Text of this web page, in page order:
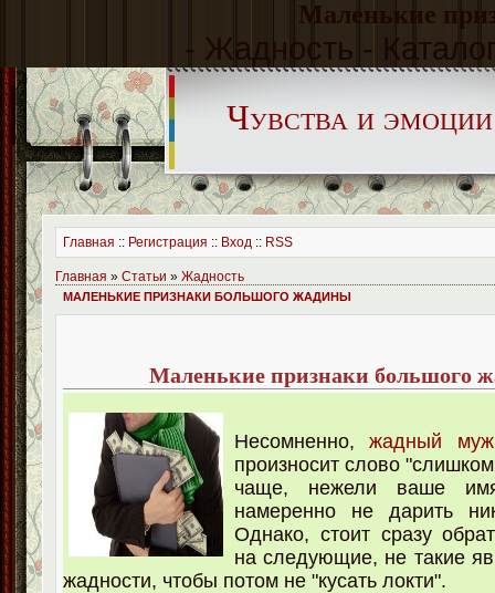
Маленькие
- Жадность -
Чувства и эмоции
Главная :: Регистрация :: Вход :: RSS
Главная » Статьи » Жадность
МАЛЕНЬКИЕ ПРИЗНАКИ БОЛЬШОГО ЖАДИНЫ
Маленькие признаки большого
Несомненно,жадный
произносит слово
чаще, нежели ваше
намеренно не дарить
Однако, стоит сразу
на следующие, не такие
жадности, чтобы потом не "кусать локти".